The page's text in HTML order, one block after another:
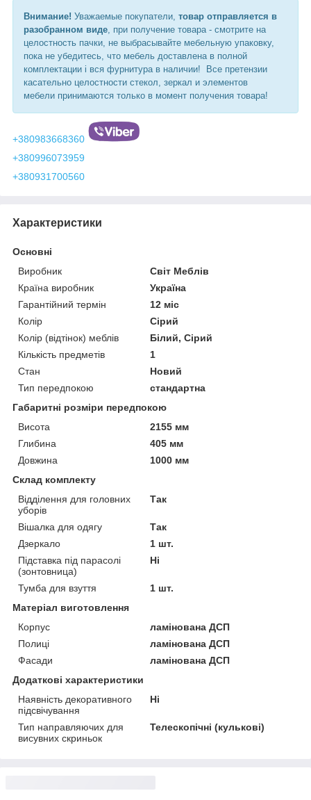
Внимание! Уважаемые покупатели, товар отправляется в
разобранном виде, при получение товара - смотрите на
целостность пачки, не выбрасывайте мебельную упаковку,
пока не убедитесь, что мебель доставлена в полной
комплектации і вся фурнитура в наличии! Все претензии
касательно целостности стекол, зеркал и элементов
мебели принимаются только в момент получения товара!
+380983668360
+380996073959
+380931700560
Характеристики
Основні
Виробник
Світ Меблів
Країна виробник
Україна
Гарантійний термін
12 міс
Колір
Сірий
Колір (відтінок) меблів
Білий, Сірий
Кількість предметів
1
Стан
Новий
Тип передпокою
стандартна
Габаритні розміри передпокою
Висота
2155 мм
Глибина
405 мм
Довжина
1000 мм
Склад комплекту
Відділення для головних
уборів
Так
Вішалка для одягу
Так
Дзеркало
1 шт.
Підставка під парасолі
(зонтовница)
Ні
Тумба для взуття
1 шт.
Матеріал виготовлення
Корпус
ламінована ДСП
Полиці
ламінована ДСП
Фасади
ламінована ДСП
Додаткові характеристики
Наявність декоративного
підсвічування
Ні
Тип направляючих для
висувних скриньок
Телескопічні (кулькові)